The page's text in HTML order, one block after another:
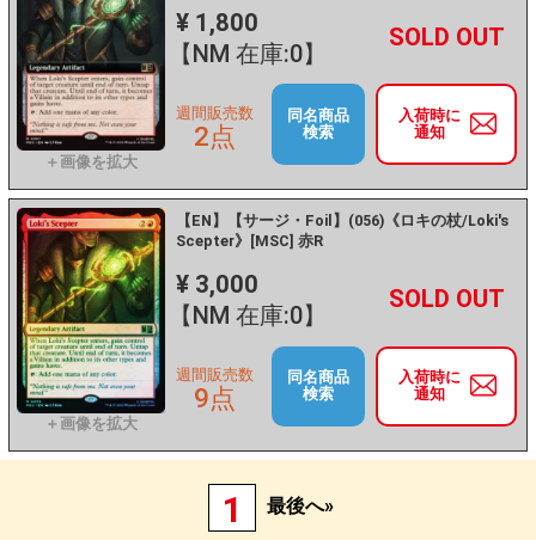
¥ 1,800
【NM 在庫:0】
－ +
入荷時に
通知
週間販売数
2点
同名商品
検索
【EN】【サージ・Foil】(056)《ロキの杖/Loki's
Scepter》[MSC] 赤R
¥ 3,000
【NM 在庫:0】
－ +
入荷時に
通知
週間販売数
9点
同名商品
検索
1 最後へ»